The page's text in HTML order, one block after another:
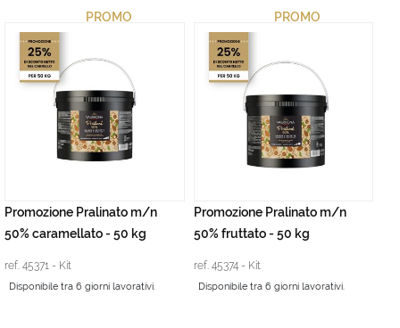
PROMO
Promozione Pralinato m/n
50% caramellato - 50 kg
ref. 45371 - Kit
Disponibile tra 6 giorni lavorativi.
PROMO
Promozione Pralinato m/n
50% fruttato - 50 kg
ref. 45374 - Kit
Disponibile tra 6 giorni lavorativi.